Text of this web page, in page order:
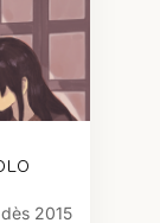
2015